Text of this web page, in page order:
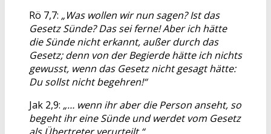
Rö 7,7: „Was wollen wir nun sagen? Ist das
Gesetz Sünde? Das sei ferne! Aber ich hätte
die Sünde nicht erkannt, außer durch das
Gesetz; denn von der Begierde hätte ich nichts
gewusst, wenn das Gesetz nicht gesagt hätte:
Du sollst nicht begehren!“
Jak 2,9: „… wenn ihr aber die Person anseht, so
begeht ihr eine Sünde und werdet vom Gesetz